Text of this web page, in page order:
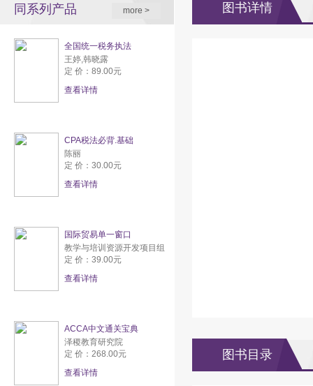
同系列产品 more >
全国统一税务执法
王婷,韩晓露
定 价：89.00元
查看详情
CPA税法必背.基础
陈丽
定 价：30.00元
查看详情
国际贸易单一窗口
教学与培训资源开发项目组
定 价：39.00元
查看详情
ACCA中文通关宝典
泽稷教育研究院
定 价：268.00元
查看详情
图书详情
图书目录